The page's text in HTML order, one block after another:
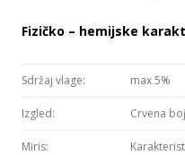
Fizičko – hemijske
Sdržaj vlage: max 5%
Izgled: Crvena
Miris: